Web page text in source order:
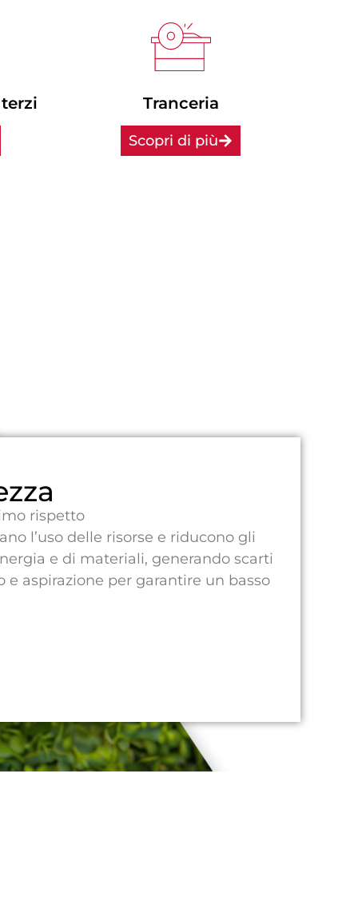
Tranceria
Scopri di più
rispetto
l’uso delle risorse e riducono gli
e di materiali, generando scarti
aspirazione per garantire un basso